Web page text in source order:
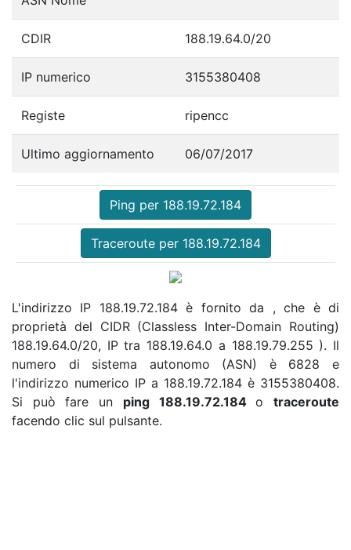
CDIR 188.19.64.0/20
IP numerico 3155380408
Registe ripencc
Ultimo aggiornamento 06/07/2017
Ping per 188.19.72.184
Traceroute per 188.19.72.184
L'indirizzo IP 188.19.72.184 è fornito da , che è di
proprietà del CIDR (Classless Inter-Domain Routing)
188.19.64.0/20, IP tra 188.19.64.0 a 188.19.79.255 ). Il
numero di sistema autonomo (ASN) è 6828 e
l'indirizzo numerico IP a 188.19.72.184 è 3155380408.
Si può fare un ping 188.19.72.184otraceroute
facendo clic sul pulsante.